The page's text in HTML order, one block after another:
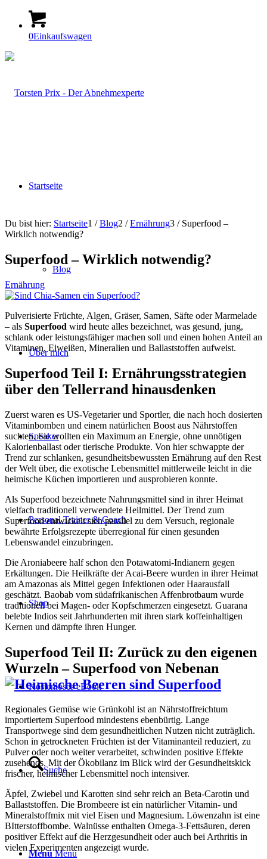
0Einkaufswagen
Startseite
Blog
Über mich
Speaker
Personal Trainer & Coach
Shop
Kostenloses eBook
Suche
Menü Menü
Du bist hier: Startseite1 / Blog2 / Ernährung3 / Superfood –
Wirklich notwendig?
Superfood – Wirklich notwendig?
Ernährung
Pulverisierte Früchte, Algen, Gräser, Samen, Säfte oder Marmelade
– als Superfood wird heute alles bezeichnet, was gesund, jung,
schlank oder leistungsfähiger machen soll und einen hohen Anteil an
Vitaminen, Eiweißen, Mineralien und Ballaststoffen aufweist.
Superfood Teil I: Ernährungsstrategien
über den Tellerrand hinausdenken
Zuerst waren es US-Vegetarier und Sportler, die nach hoch dosierten
Vitaminbomben und einem natürlichen Boost aus Nährstoffen
suchten. Sie wollten ein Maximum an Energie, ohne unnötigen
Kalorienballast oder tierische Produkte. Von hier schwappte der
Trend zur schlanken, gesundheitsbewussten Ernährung auf den Rest
der Welt über, die exotische Lebensmittel mittlerweile leicht in die
heimische Küchen importieren und ausprobieren konnte.
Als Superfood bezeichnete Nahrungsmittel sind in ihrer Heimat
vielfach traditionell verwendete Heilmittel. Der Trend zum
Superfood entwickelt sich parallel zu dem Versuch, regionale
bewährte Erfolgsrezepte überregional für einen gesunden
Lebenswandel einzubringen.
Die Aroniabeere half schon den Potawatomi-Indianern gegen
Erkältungen. Die Heilkräfte der Acai-Beere wurden in ihrer Heimat
am Amazonas als Mittel gegen Infektionen oder Haarausfall
geschätzt. Baobab vom südafrikanischen Affenbrotbaum wurde
traditionell bei Magen- oder Kopfschmerzen eingesetzt. Guarana
belebte Indios seit Jahrhunderten mit ihren stark koffeinhaltigen
Kernen und dämpfte ihren Hunger.
Superfood Teil II: Zurück zu den eigenen
Wurzeln – Superfood von Nebenan
Regionales Gemüse wie Grünkohl ist an Nährstoffreichtum
importiertem Superfood mindestens ebenbürtig. Lange
Transportwege sind dem gesundheitlichen Nutzen nicht zuträglich.
Schon in getrockneten Früchten ist der Vitaminanteil reduziert, zu
Pulver oder noch weiter verarbeitet, schwinden positive Effekte
zusehends. Mit der Ökobilanz im Blick wird der Gesundheitskick
frischer, heimischer Lebensmittel noch intensiver.
Äpfel, Zwiebel und Karotten sind sehr reich an Beta-Carotin und
Ballaststoffen. Die Brombeere ist ein natürlicher Vitamin- und
Mineralstoffmix mit viel Eisen und Magnesium. Löwenzahn ist eine
BItterstoffbombe. Walnüsse enthalten Omega-3-Fettsäuren, deren
positiver Effekt auf die Herzgesundheit oder auch bei Arthritis in
vielen Experimenten angezeigt wurde.